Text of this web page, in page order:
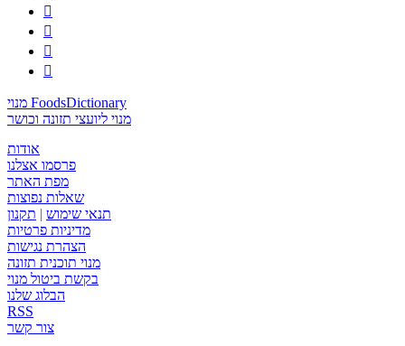




מנוי FoodsDictionary
מנוי ליועצי תזונה וכושר
אודות
פרסמו אצלנו
מפת האתר
שאלות נפוצות
תנאי שימוש | תקנון
מדיניות פרטיות
הצהרת נגישות
מנוי תוכנית תזונה
בקשת ביטול מנוי
הבלוג שלנו
RSS
צור קשר